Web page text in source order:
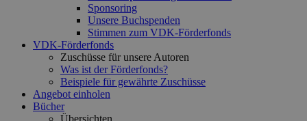
Sponsoring
Unsere Buchspenden
Stimmen zum VDK-Förderfonds
VDK-Förderfonds
Zuschüsse für unsere Autoren
Was ist der Förderfonds?
Beispiele für gewährte Zuschüsse
Angebot einholen
Bücher
Übersichten